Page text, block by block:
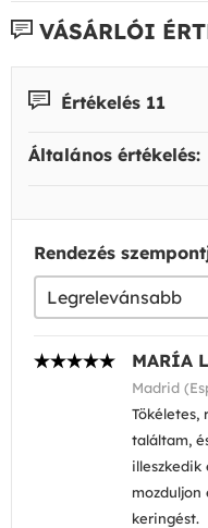
VÁSÁRLÓI
Értékelés 11
Általános értékelés:
Rendezés
MARÍA
Madrid
Tökéletes,
találtam,
illeszkedik
mozduljon
keringést.